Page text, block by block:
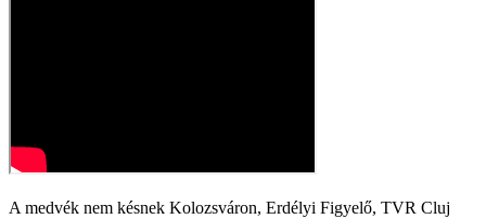
A medvék nem késnek Kolozsváron, Erdélyi Figyelő, TVR Cluj